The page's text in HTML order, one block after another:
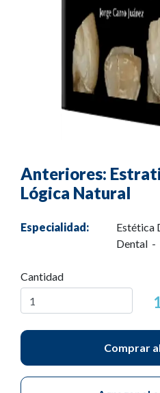
Anteriores:
Lógica Natural
Especialidad:
Estética
Dental -
Cantidad
Comprar